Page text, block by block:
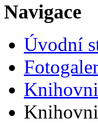
Navigace
Úvodní